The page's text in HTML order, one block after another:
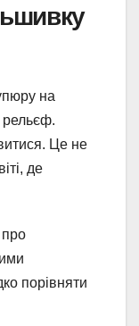
на
рельєф.
Це не
де
порівняти